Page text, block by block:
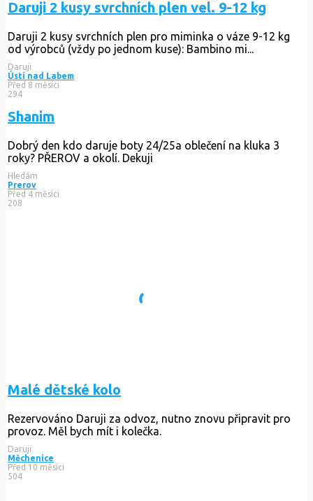
Daruji 2 kusy svrchních plen vel. 9-12 kg
Daruji 2 kusy svrchních plen pro miminka o váze 9-12 kg
od výrobců (vždy po jednom kuse): Bambino mi...
Daruji
Ústí nad Labem
Před 8 měsíci
294
Shanim
Dobrý den kdo daruje boty 24/25a oblečení na kluka 3
roky? PŘEROV a okolí. Dekuji
Hledám
Prerov
Před 4 měsíci
208
Malé dětské kolo
Rezervováno Daruji za odvoz, nutno znovu připravit pro
provoz. Měl bych mít i kolečka.
Daruji
Měchenice
Před 10 měsíci
504